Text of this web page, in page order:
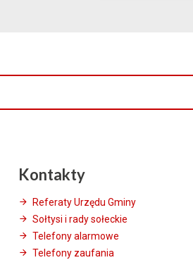
Kontakty
Referaty Urzędu Gminy
Sołtysi i rady sołeckie
Telefony alarmowe
Telefony zaufania